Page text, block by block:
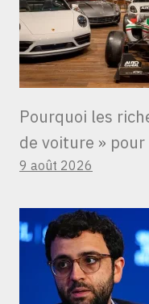
Pourquoi les
de voiture »
9 août 2026